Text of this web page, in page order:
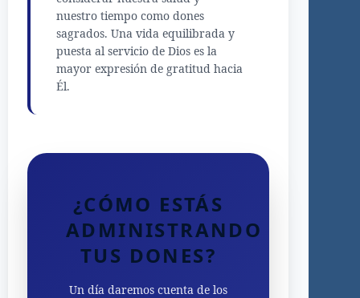
nuestro tiempo como dones
sagrados. Una vida equilibrada y
puesta al servicio de Dios es la
mayor expresión de gratitud hacia
Él.
¿CÓMO ESTÁS
ADMINISTRANDO
TUS DONES?
Un día daremos cuenta de los